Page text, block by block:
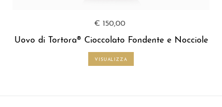
€ 150,00
Uovo di Tortora® Cioccolato Fondente e Nocciole
VISUALIZZA